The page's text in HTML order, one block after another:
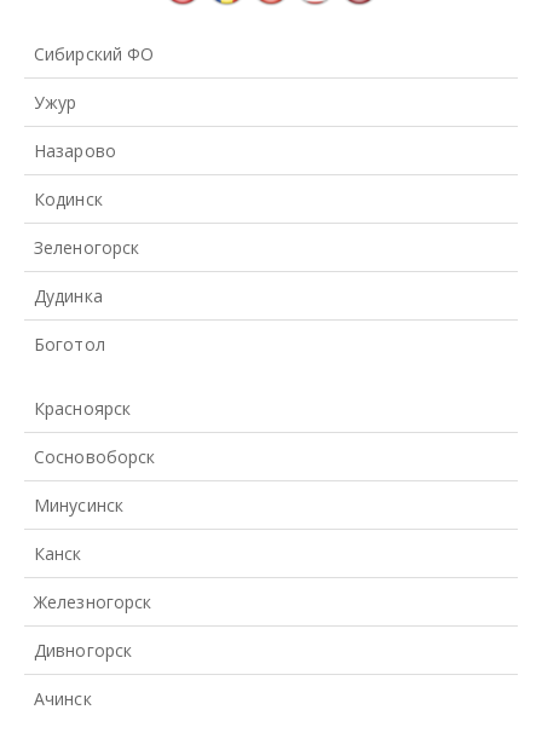
Сибирский ФО
Ужур
Назарово
Кодинск
Зеленогорск
Дудинка
Боготол
Красноярск
Сосновоборск
Минусинск
Канск
Железногорск
Дивногорск
Ачинск